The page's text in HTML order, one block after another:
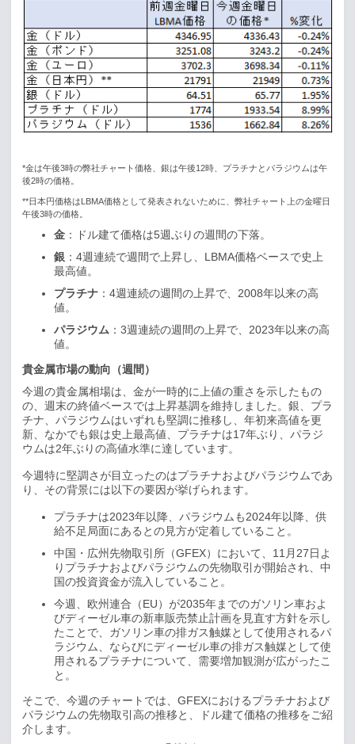
*金は午後3時の弊社チャート価格、銀は午後12時、プラチナとパラジウムは午
後2時の価格。
**日本円価格はLBMA価格として発表されないために、弊社チャート上の金曜日
午後3時の価格。
金 ：ドル建て価格は5週ぶりの週間の下落。
銀 ： 4週連続で週間で上昇し、 LBMA価格ベースで史上
最高値。
プラチナ ： 4週連続の週間の上昇で、 2008年以来の高
値。
パラジウム ： 3週連続の週間の上昇で、 2023年以来の高
値。
貴金属市場の動向（週間）
今週の貴金属相場は、金が一時的に上値の重さを示したもの
の、週末の終値ベースでは上昇基調を維持しました。銀、プラ
チナ、パラジウムはいずれも堅調に推移し、年初来高値を更
新、なかでも銀は史上最高値、プラチナは17年ぶり、パラジ
ウムは2年ぶりの高値水準に達しています。
今週特に堅調さが目立ったのはプラチナおよびパラジウムであ
り、その背景には以下の要因が挙げられます。
プラチナは2023年以降、パラジウムも2024年以降、供
給不足局面にあるとの見方が定着していること。
中国・広州先物取引所（GFEX）において、 11 月 27日よ
りプラチナおよびパラジウムの先物取引が開始され、中
国の投資資金が流入していること。
今週、欧州連合（EU）が2035年までのガソリン車およ
びディーゼル車の新車販売禁止計画を見直す方針を示し
たことで、ガソリン車の排ガス触媒として使用されるパ
ラジウム、ならびにディーゼル車の排ガス触媒として使
用されるプラチナについて、需要増加観測が広がったこ
と。
そこで、今週のチャートでは、 GFEXにおけるプラチナおよび
パラジウムの先物取引高の推移と、ドル建て価格の推移をご紹
介します。